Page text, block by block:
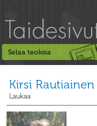
Selaa teoksia
Kirsi Rautiainen
Laukaa